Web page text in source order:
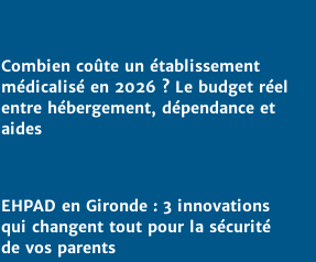
Combien coûte un établissement
médicalisé en 2026 ? Le budget réel
entre hébergement, dépendance et
aides
EHPAD en Gironde : 3 innovations
qui changent tout pour la sécurité
de vos parents